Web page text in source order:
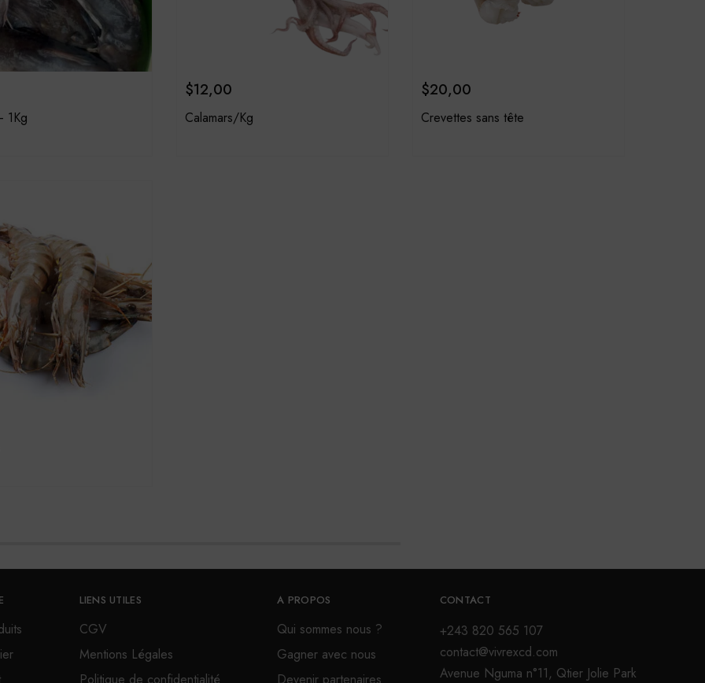
1Kg
$12,00
Calamars/Kg
$20,00
Crevettes sans tête
LIENS UTILES
CGV
Mentions Légales
A PROPOS
Qui sommes nous ?
Gagner avec nous
CONTACT
+243 820 565 107
contact@vivrexcd.com
Avenue Nguma n°11, Qtier Jolie Park